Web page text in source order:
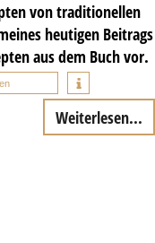
von traditionellen
heutigen Beitrags
aus dem Buch vor.
Weiterlesen...